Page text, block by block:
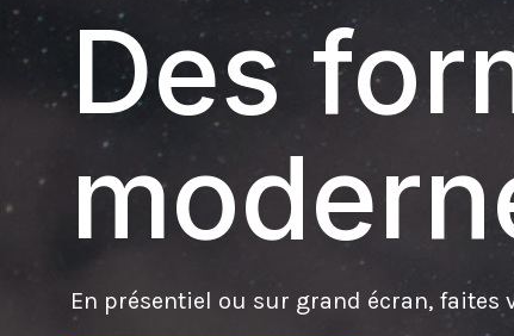
Des
En présentiel ou sur grand écran, faites